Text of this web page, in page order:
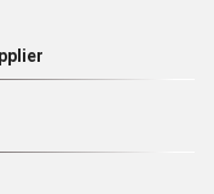
के विकास में योगदान करने
को लागत प्रभावी
करते हैं ताकि दुनिया भर
के साथ लंबे समय तक चलने